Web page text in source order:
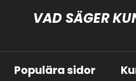
VAD SÄGER
Populära sidor